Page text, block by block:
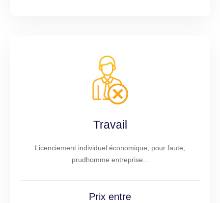
Travail
Licenciement individuel économique, pour faute,
prudhomme entreprise...
Prix entre